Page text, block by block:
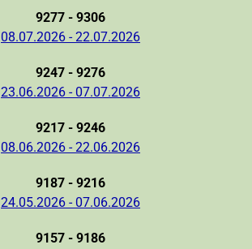
9277 - 9306
08.07.2026 - 22.07.2026
9247 - 9276
23.06.2026 - 07.07.2026
9217 - 9246
08.06.2026 - 22.06.2026
9187 - 9216
24.05.2026 - 07.06.2026
9157 - 9186